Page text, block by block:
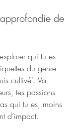
de
qui tu es
du genre
cultivé". Va
tes passions
qui tu es, moins
d’impact.